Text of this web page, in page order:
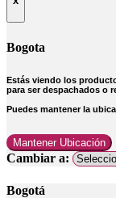
Bogota
Estás viendo los
para ser despachados o
Puedes mantener la
Mantener Ubicación
Cambiar a:
Bogotá